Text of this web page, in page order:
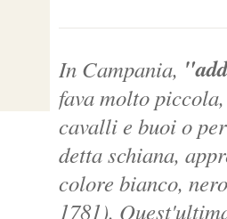
In Campania,
fava molto
cavalli e buoi o
detta schiana,
colore bianco,
1781).